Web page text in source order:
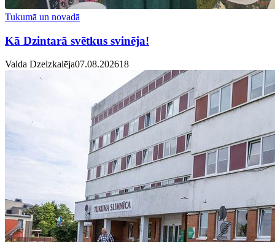
Tukumā un novadā
Kā Dzintarā svētkus svinēja!
Valda Dzelzkalēja07.08.202618